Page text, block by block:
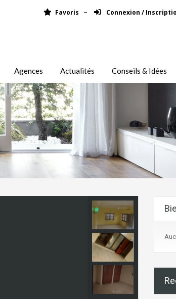
Favoris Connexion /
Agences Actualités Conseils & Idées